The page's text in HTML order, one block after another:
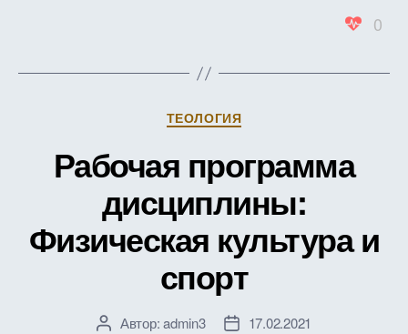
0
Рубрики
ТЕОЛОГИЯ
Рабочая программа
дисциплины:
Физическая культура и
спорт
АвторАвтор:admin3
Дата17.02.2021